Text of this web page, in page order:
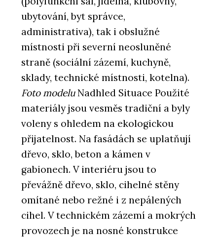
ubytování, byt správce,
administrativa), tak i obslužné
místnosti při severní neosluněné
straně (sociální zázemí, kuchyně,
sklady, technické místnosti, kotelna).
Foto modeluNadhled Situace Použité
materiály jsou vesměs tradiční a byly
voleny s ohledem na ekologickou
přijatelnost. Na fasádách se uplatňují
dřevo, sklo, beton a kámen v
gabionech. V interiéru jsou to
převážně dřevo, sklo, cihelné stěny
omítané nebo režné i z nepálených
cihel. V technickém zázemí a mokrých
provozech je na nosné konstrukce